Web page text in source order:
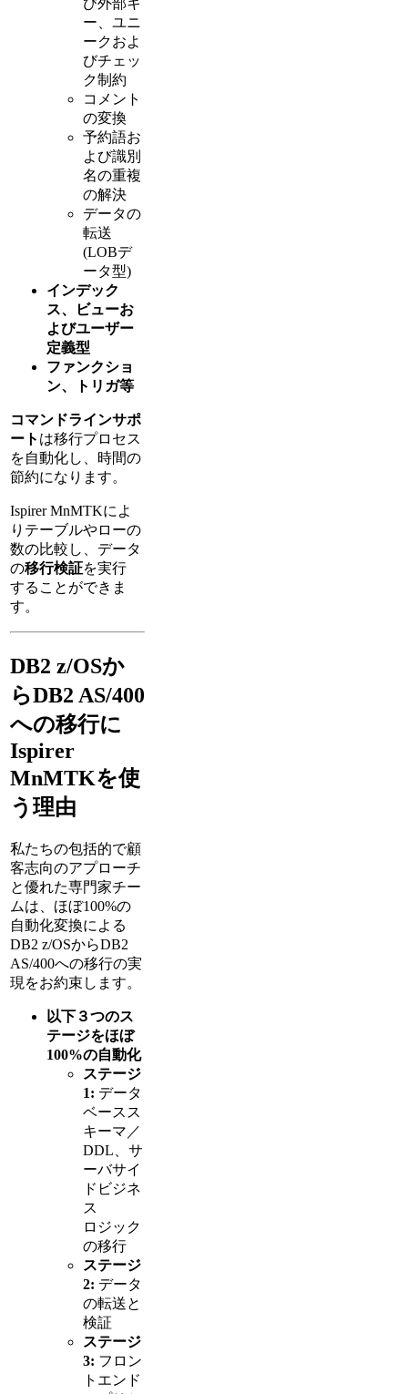
ー、ユニ
ークおよ
びチェッ
ク制約
コメント
の変換
予約語お
よび識別
名の重複
の解決
データの
転送
(LOBデ
ータ型)
インデック
ス、ビューお
よびユーザー
定義型
ファンクショ
ン、トリガ等
コマンドラインサポ
ート は移行プロセス
を自動化し、時間の
節約になります。
Ispirer MnMTKによ
りテーブルやローの
数の比較し、データ
の移行検証を実行
することができま
す。
DB2 z/OSか
らDB2 AS/400
への移行に
Ispirer
MnMTKを使
う理由
私たちの包括的で顧
客志向のアプローチ
と優れた専門家チー
ムは、ほぼ100%の
自動化変換による
DB2 z/OSからDB2
AS/400への移行の実
現をお約束します。
以下３つのス
テージをほぼ
100%の自動化
ステージ
1: データ
ベースス
キーマ／
DDL、サ
ーバサイ
ドビジネ
ス
ロジック
の移行
ステージ
2: データ
の転送と
検証
ステージ
3: フロン
トエンド